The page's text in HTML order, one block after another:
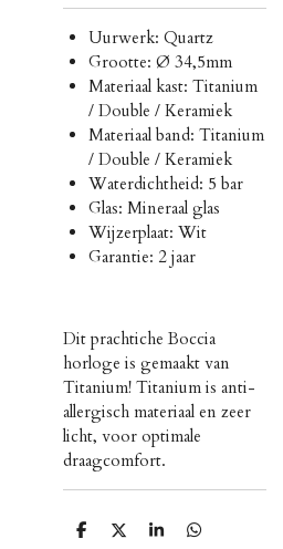
Uurwerk: Quartz
Grootte: Ø 34,5mm
Materiaal kast: Titanium
/ Double / Keramiek
Materiaal band: Titanium
/ Double / Keramiek
Waterdichtheid: 5 bar
Glas: Mineraal glas
Wijzerplaat: Wit
Garantie: 2 jaar
Dit prachtiche Boccia
horloge is gemaakt van
Titanium! Titanium is anti-
allergisch materiaal en zeer
licht, voor optimale
draagcomfort.
D
D
S
D